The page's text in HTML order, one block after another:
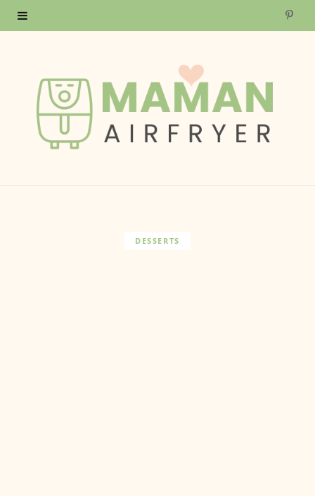
P
DESSERTS